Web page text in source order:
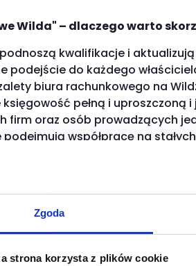
Zgoda
strona korzysta z plików cookie
Wilda" – dlaczego warto
kwalifikacje i aktualizują
do każdego
biura rachunkowego na
pełną i uproszczoną i
firm oraz osób prowadzących
współpracę na
wilda
zawiłe i wymagające dużego
osób fizycznych, różnych
sprawozdania z ewidencji
raporty płacowe, imienne listy